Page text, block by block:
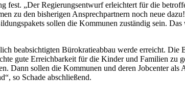
fest. „Der Regierungsentwurf erleichtert für die
zu den bisherigen Ansprechpartnern noch neue
sollen die Kommunen zuständig sein.
beabsichtigten Bürokratieabbau werde erreicht. Die
gute Erreichbarkeit für die Kinder und Familien zu
Dann sollen die Kommunen und deren Jobcenter als
so Schade abschließend.